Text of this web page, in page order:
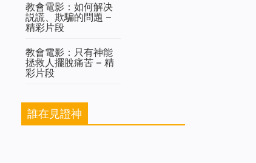
教會電影：如何解决
説謊、欺騙的問題 –
精彩片段
教會電影：只有神能
拯救人擺脫痛苦 – 精
彩片段
誰在見證神